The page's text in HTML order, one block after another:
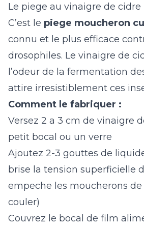
Le piege au vinaigre de cidre
C’est le piege moucheron
connu et le plus efficace
drosophiles. Le vinaigre de
l’odeur de la fermentation
attire irresistiblement ces
Comment le fabriquer :
Versez 2 a 3 cm de vinaigre
petit bocal ou un verre
Ajoutez 2-3 gouttes de
brise la tension superficielle
empeche les moucherons de
couler)
Couvrez le bocal de film